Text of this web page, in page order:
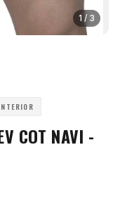
1 / 3
COT NAVI -